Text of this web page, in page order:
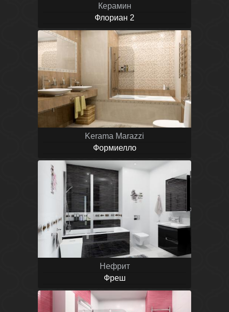
Керамин
Флориан 2
Kerama Marazzi
Формиелло
Нефрит
Фреш